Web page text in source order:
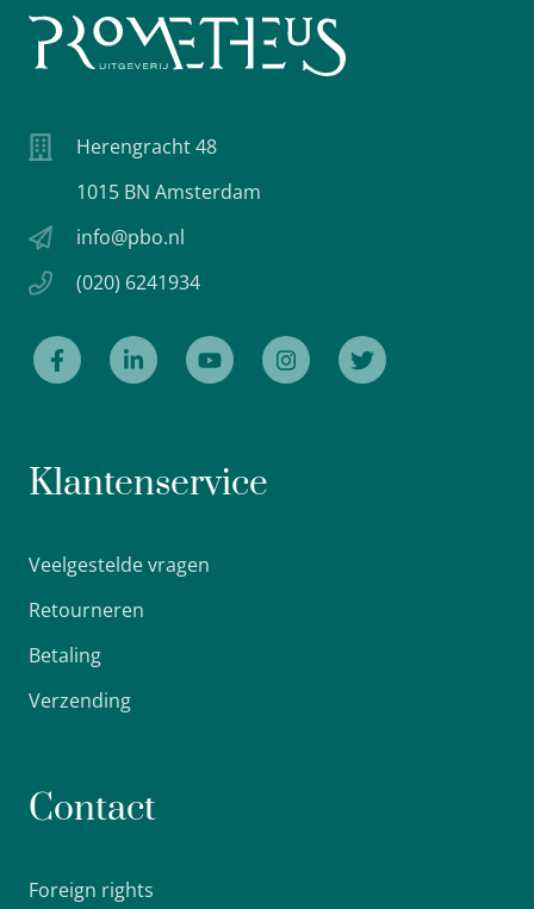
Herengracht 48
1015 BN Amsterdam
info@pbo.nl
(020) 6241934
Klantenservice
Veelgestelde vragen
Retourneren
Betaling
Verzending
Contact
Foreign rights